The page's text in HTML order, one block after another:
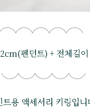
펜던트) + 전체길
트용 액세서리 키링입니